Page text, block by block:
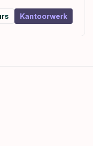
Kantoorwerk